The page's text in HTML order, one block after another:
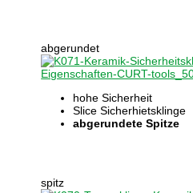
abgerundet
hohe Sicherheit
Slice Sicherhietsklinge
abgerundete Spitze
spitz